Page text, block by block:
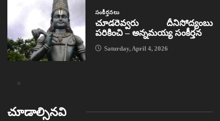
సంకీర్తనలు
చూడరెవ్వరు దీనిసోద్యంబు
పరికించి – అన్నమయ్య సంకీర్తన
Saturday, April 4, 2026
చూడాల్సినవి